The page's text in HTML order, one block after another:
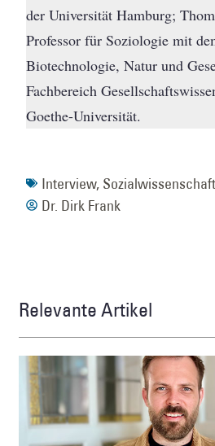
der Universität Hamburg;
Professor für Soziologie mit
Biotechnologie, Natur und
Fachbereich
Goethe-Universität.
Interview,
Dr. Dirk Frank
Relevante Artikel